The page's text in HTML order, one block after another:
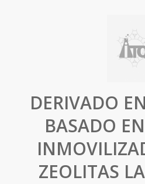
DERIVADO
BASADO
ZEOLITAS